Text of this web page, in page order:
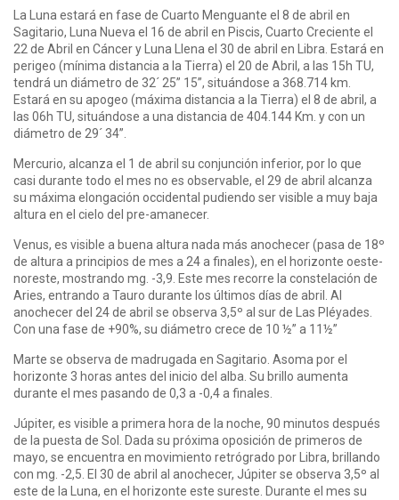
La Luna estará en fase de Cuarto Menguante el 8 de abril en
Sagitario, Luna Nueva el 16 de abril en Piscis, Cuarto Creciente el
22 de Abril en Cáncer y Luna Llena el 30 de abril en Libra. Estará en
perigeo (mínima distancia a la Tierra) el 20 de Abril, a las 15h TU,
tendrá un diámetro de 32´ 25” 15”, situándose a 368.714 km.
Estará en su apogeo (máxima distancia a la Tierra) el 8 de abril, a
las 06h TU, situándose a una distancia de 404.144 Km. y con un
diámetro de 29´ 34”.
Mercurio, alcanza el 1 de abril su conjunción inferior, por lo que
casi durante todo el mes no es observable, el 29 de abril alcanza
su máxima elongación occidental pudiendo ser visible a muy baja
altura en el cielo del pre-amanecer.
Venus, es visible a buena altura nada más anochecer (pasa de 18º
de altura a principios de mes a 24 a finales), en el horizonte oeste-
noreste, mostrando mg. -3,9. Este mes recorre la constelación de
Aries, entrando a Tauro durante los últimos días de abril. Al
anochecer del 24 de abril se observa 3,5º al sur de Las Pléyades.
Con una fase de +90%, su diámetro crece de 10 ½” a 11½”
Marte se observa de madrugada en Sagitario. Asoma por el
horizonte 3 horas antes del inicio del alba. Su brillo aumenta
durante el mes pasando de 0,3 a -0,4 a finales.
Júpiter, es visible a primera hora de la noche, 90 minutos después
de la puesta de Sol. Dada su próxima oposición de primeros de
mayo, se encuentra en movimiento retrógrado por Libra, brillando
con mg. -2,5. El 30 de abril al anochecer, Júpiter se observa 3,5º al
este de la Luna, en el horizonte este sureste. Durante el mes su